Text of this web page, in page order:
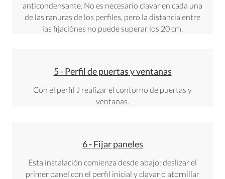
anticondensante. No es necesario clavar en cada una
de las ranuras de los perfiles, pero la distancia entre
las fijaciónes no puede superar los 20 cm.
5 - Perfil de puertas y ventanas
Con el perfil J realizar el contorno de puertas y
ventanas.
6 - Fijar paneles
Esta instalación comienza desde abajo: deslizar el
primer panel con el perfil inicial y clavar o atornillar